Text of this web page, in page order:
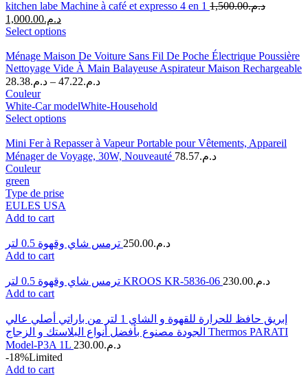
kitchen labe Machine à café et expresso 4 en 1 د.م.1,500.00
د.م.1,000.00
Select options
Ménage Maison De Voiture Sans Fil De Poche Électrique Poussière
Nettoyage Vide À Main Balayeuse Aspirateur Maison Rechargeable
د.م.28.38 – د.م.47.22
Couleur
White-Car modelWhite-Household
Select options
Mini Fer à Repasser à Vapeur Portable pour Vêtements, Appareil
Ménager de Voyage, 30W, Nouveauté
د.م.78.57
Couleur
green
Type de prise
EULES USA
Add to cart
د.م.250.00
Add to cart
ترمس شاي وقهوة 0.5 لتر KROOS KR-5836-06 د.م.230.00
Add to cart
إبريق حافظ للحرارة للقهوة و الشاي 1 لتر من باراتي أصلي عالي
الجودة مصنوع بأفضل أنواع البلاستك و الزجاج Thermos PARATI
Model-P3A 1L
د.م.230.00
-18%Limited
Add to cart